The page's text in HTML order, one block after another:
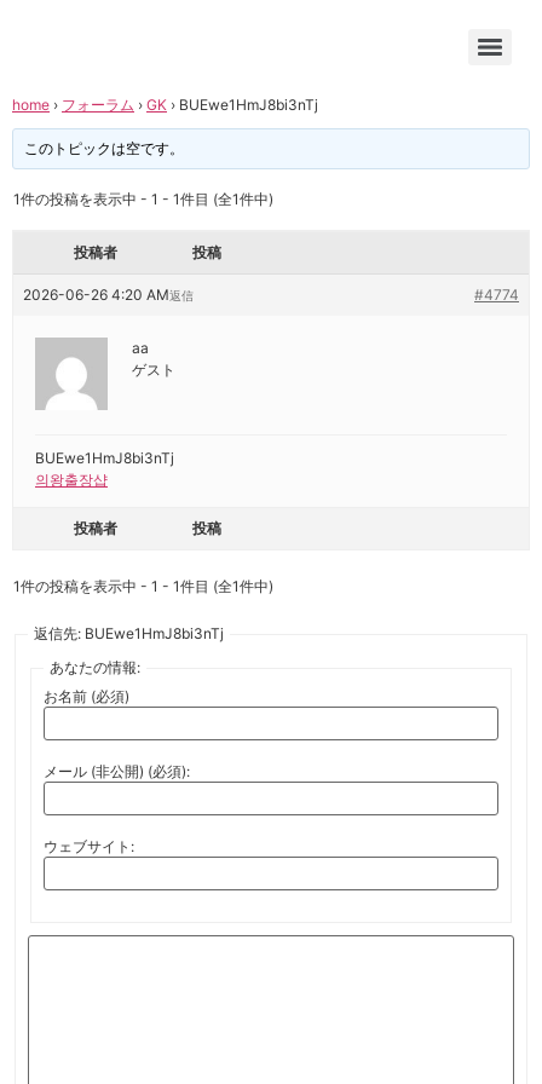
home › フォーラム › GK › BUEwe1HmJ8bi3nTj
このトピックは空です。
1件の投稿を表示中 - 1 - 1件目 (全1件中)
投稿者 投稿
2026-06-26 4:20 AM #4774
返信
aa
ゲスト
BUEwe1HmJ8bi3nTj
의왕출장샵
投稿者 投稿
1件の投稿を表示中 - 1 - 1件目 (全1件中)
返信先: BUEwe1HmJ8bi3nTj
あなたの情報:
お名前 (必須)
メール (非公開) (必須):
ウェブサイト: